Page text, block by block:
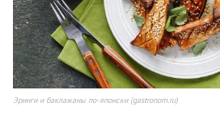
Эринги и баклажаны по-японски (gastronom.ru)